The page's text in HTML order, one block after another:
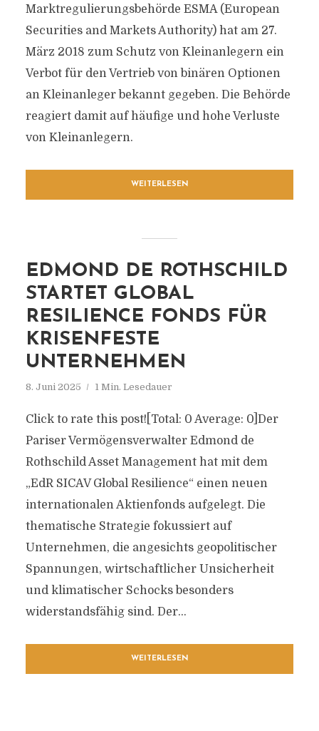
Marktregulierungsbehörde ESMA (European
Securities and Markets Authority) hat am 27.
März 2018 zum Schutz von Kleinanlegern ein
Verbot für den Vertrieb von binären Optionen
an Kleinanleger bekannt gegeben. Die Behörde
reagiert damit auf häufige und hohe Verluste
von Kleinanlegern.
WEITERLESEN
EDMOND DE ROTHSCHILD
STARTET GLOBAL
RESILIENCE FONDS FÜR
KRISENFESTE
UNTERNEHMEN
8. Juni 2025 1 Min. Lesedauer
Click to rate this post![Total: 0 Average: 0]Der
Pariser Vermögensverwalter Edmond de
Rothschild Asset Management hat mit dem
„EdR SICAV Global Resilience“ einen neuen
internationalen Aktienfonds aufgelegt. Die
thematische Strategie fokussiert auf
Unternehmen, die angesichts geopolitischer
Spannungen, wirtschaftlicher Unsicherheit
und klimatischer Schocks besonders
widerstandsfähig sind. Der...
WEITERLESEN